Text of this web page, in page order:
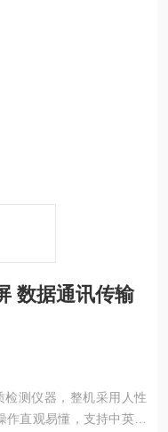
数据通讯传输
检测仪器，整机采用人性
直观易懂，支持中英文